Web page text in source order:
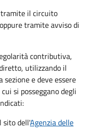
il circuito
tramite avviso di
contributiva,
utilizzando il
sezione e deve essere
si posseggano degli
sito dell'Agenzia delle